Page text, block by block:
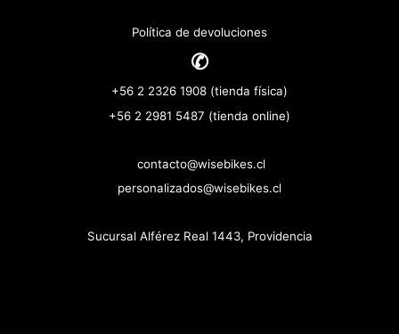
Política de devoluciones
✆
+56 2 2326 1908 (tienda física)
+56 2 2981 5487 (tienda online)
contacto@wisebikes.cl
personalizados@wisebikes.cl
Sucursal Alférez Real 1443, Providencia